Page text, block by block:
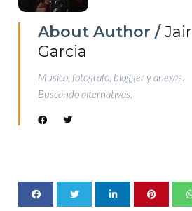
About Author /Jair
Garcia
Musico, fotografo, blogger y anexas.
Buscando alternativas.